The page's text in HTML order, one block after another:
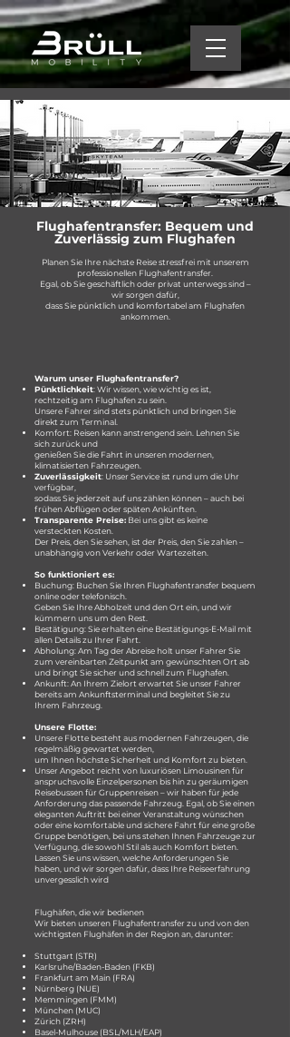
Flughafentransfer: Bequem und
Zuverlässig zum Flughafen
Planen Sie Ihre nächste Reise stressfrei mit unserem
professionellen Flughafentransfer.
Egal, ob Sie geschäftlich oder privat unterwegs sind –
wir sorgen dafür,
dass Sie pünktlich und komfortabel am Flughafen
ankommen.
Warum unser Flughafentransfer?
Pünktlichkeit: Wir wissen, wie wichtig es ist,
rechtzeitig am Flughafen zu sein.
Unsere Fahrer sind stets pünktlich und bringen Sie
direkt zum Terminal.
Komfort: Reisen kann anstrengend sein. Lehnen Sie
sich zurück und
genießen Sie die Fahrt in unseren modernen,
klimatisierten Fahrzeugen.
Zuverlässigkeit: Unser Service ist rund um die Uhr
verfügbar,
sodass Sie jederzeit auf uns zählen können – auch bei
frühen Abflügen oder späten Ankünften.
Transparente Preise: Bei uns gibt es keine
versteckten Kosten.
Der Preis, den Sie sehen, ist der Preis, den Sie zahlen –
unabhängig von Verkehr oder Wartezeiten.
So funktioniert es:
Buchung: Buchen Sie Ihren Flughafentransfer bequem
online oder telefonisch.
Geben Sie Ihre Abholzeit und den Ort ein, und wir
kümmern uns um den Rest.
Bestätigung: Sie erhalten eine Bestätigungs-E-Mail mit
allen Details zu Ihrer Fahrt.
Abholung: Am Tag der Abreise holt unser Fahrer Sie
zum vereinbarten Zeitpunkt am gewünschten Ort ab
und bringt Sie sicher und schnell zum Flughafen.
Ankunft: An Ihrem Zielort erwartet Sie unser Fahrer
bereits am Ankunftsterminal und begleitet Sie zu
Ihrem Fahrzeug.
Unsere Flotte:
Unsere Flotte besteht aus modernen Fahrzeugen, die
regelmäßig gewartet werden,
um Ihnen höchste Sicherheit und Komfort zu bieten.
Unser Angebot reicht von luxuriösen Limousinen für
anspruchsvolle Einzelpersonen bis hin zu geräumigen
Reisebussen für Gruppenreisen – wir haben für jede
Anforderung das passende Fahrzeug. Egal, ob Sie einen
eleganten Auftritt bei einer Veranstaltung wünschen
oder eine komfortable und sichere Fahrt für eine große
Gruppe benötigen, bei uns stehen Ihnen Fahrzeuge zur
Verfügung, die sowohl Stil als auch Komfort bieten.
Lassen Sie uns wissen, welche Anforderungen Sie
haben, und wir sorgen dafür, dass Ihre Reiseerfahrung
unvergesslich wird
Flughäfen, die wir bedienen
Wir bieten unseren Flughafentransfer zu und von den
wichtigsten Flughäfen in der Region an, darunter:
Stuttgart (STR)
Karlsruhe/Baden-Baden (FKB)
Frankfurt am Main (FRA)
Nürnberg (NUE)
Memmingen (FMM)
München (MUC)
Zürich (ZRH)
Basel-Mulhouse (BSL/MLH/EAP)